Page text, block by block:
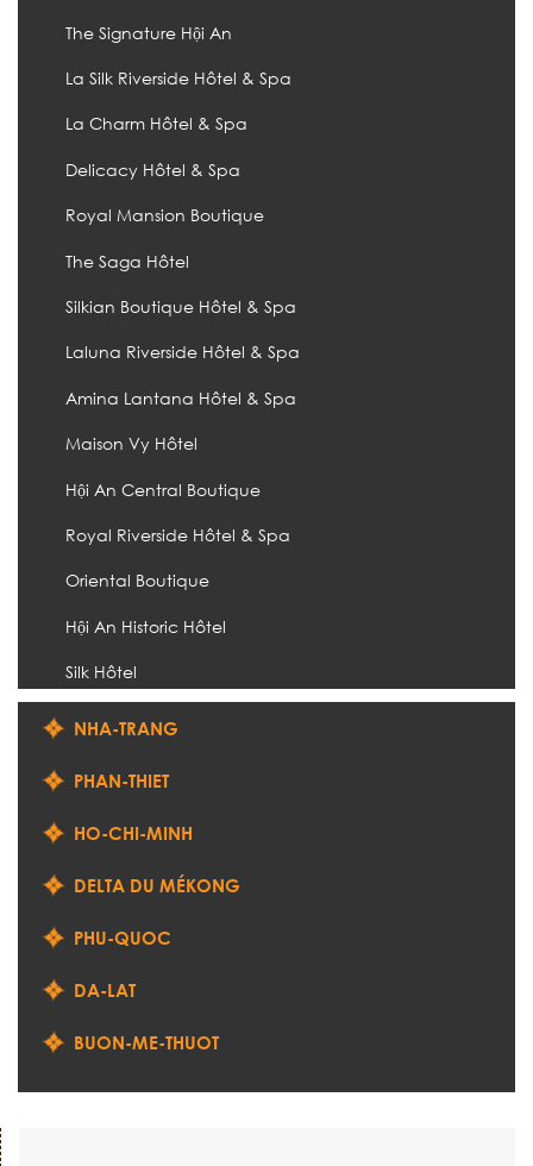
The Signature Hội An
La Silk Riverside Hôtel & Spa
La Charm Hôtel & Spa
Delicacy Hôtel & Spa
Royal Mansion Boutique
The Saga Hôtel
Silkian Boutique Hôtel & Spa
Laluna Riverside Hôtel & Spa
Amina Lantana Hôtel & Spa
Maison Vy Hôtel
Hội An Central Boutique
Royal Riverside Hôtel & Spa
Oriental Boutique
Hội An Historic Hôtel
Silk Hôtel
NHA-TRANG
PHAN-THIET
HO-CHI-MINH
DELTA DU MÉKONG
PHU-QUOC
DA-LAT
BUON-ME-THUOT